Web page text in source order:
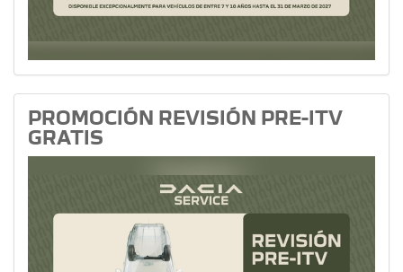
PROMOCIÓN REVISIÓN PRE-ITV
GRATIS